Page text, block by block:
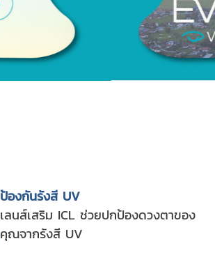
ป้องกันรังสี UV
เลนส์เสริม ICL ช่วยปกป้องดวงตาของ
คุณจากรังสี UV